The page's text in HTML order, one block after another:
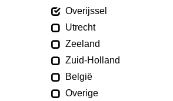
Overijssel
Utrecht
Zeeland
Zuid-Holland
België
Overige